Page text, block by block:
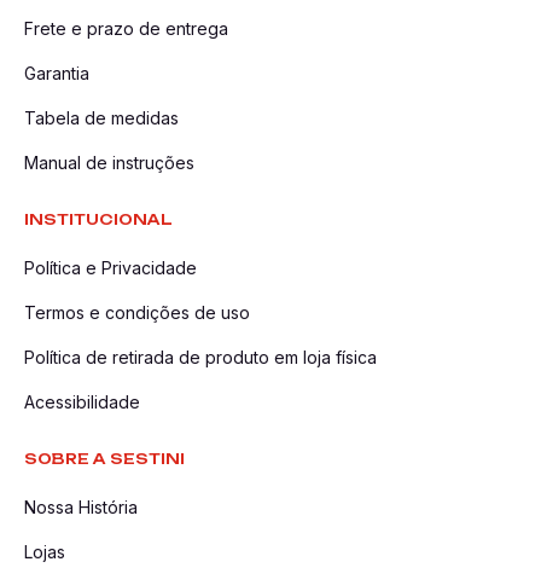
Frete e prazo de entrega
Garantia
Tabela de medidas
Manual de instruções
INSTITUCIONAL
Política e Privacidade
Termos e condições de uso
Política de retirada de produto em loja física
Acessibilidade
SOBRE A SESTINI
Nossa História
Lojas